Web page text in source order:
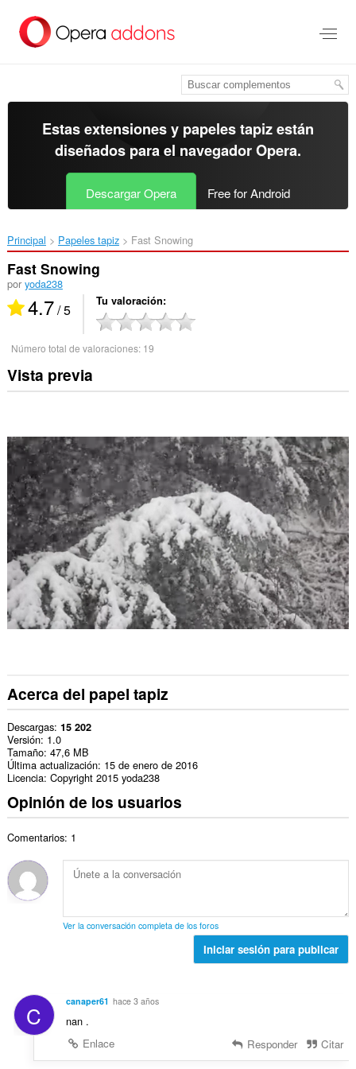
contenido
Estas extensiones y papeles tapiz están
diseñados para el navegador Opera.
Descargar Opera Free for Android
Principal Papeles tapiz Fast Snowing‎
Fast Snowing
por yoda238
4.7/ 5 Tu valoración
Número total de valoraciones: 19
Vista previa
Acerca del papel tapiz
Descargas 15 202
Versión 1.0
Tamaño 47,6 MB
Última actualización 15 de enero de 2016
Licencia Copyright 2015 yoda238
Opinión de los usuarios
Comentarios: 1
Ver la conversación completa de los foros
Iniciar sesión para publicar
C canaper61 hace 3 años
nan .
Enlace
Responder Citar